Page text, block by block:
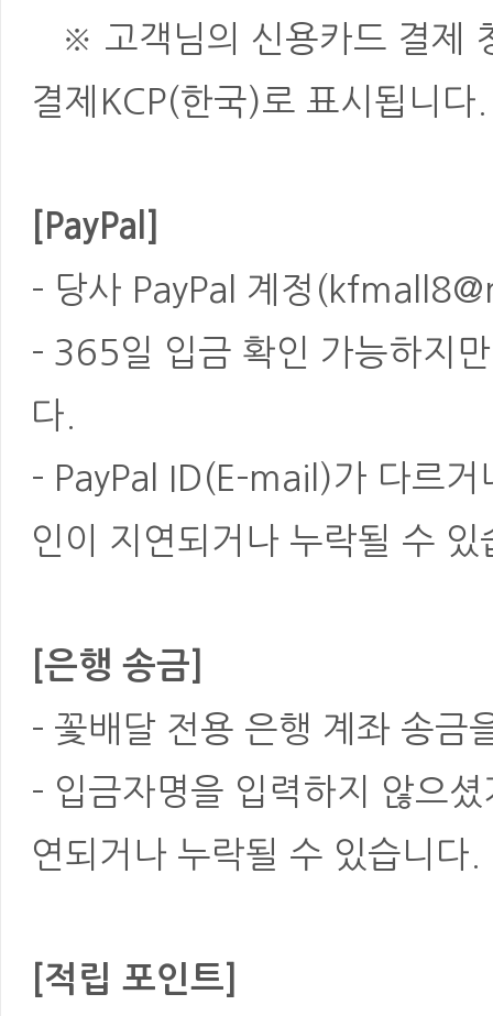
※ 고객님의 신용카드 결제
결제KCP(한국)로 표시됩니다.
[PayPal]
- 당사 PayPal 계정
- 365일 입금 확인 가능하지
다.
- PayPal ID(E-mail)가 다르
인이 지연되거나 누락될 수 있
[은행 송금]
- 꽃배달 전용 은행 계좌 송금
- 입금자명을 입력하지 않으
연되거나 누락될 수 있습니다.
[적립 포인트]